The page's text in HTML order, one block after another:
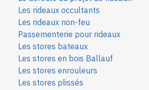
Les rideaux occultants
Les rideaux non-feu
Passementerie pour rideaux
Les stores bateaux
Les stores en bois Ballauf
Les stores enrouleurs
Les stores plissés